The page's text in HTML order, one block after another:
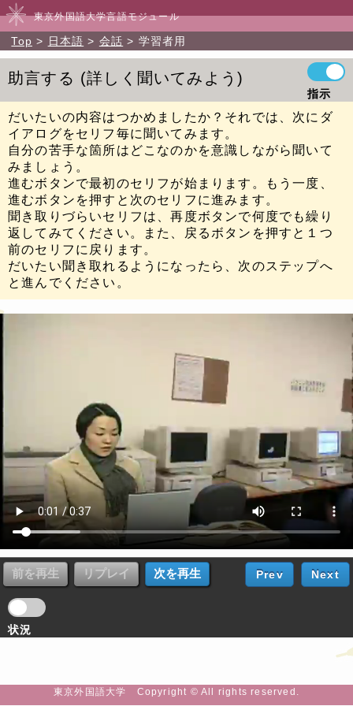
東京外国語大学言語モジュール
Top 日本語 会話 学習者用
助言する 詳しく聞いてみよう
指示
だいたいの内容はつかめましたか？それでは、次にダ
イアログをセリフ毎に聞いてみます。
自分の苦手な箇所はどこなのかを意識しながら聞いて
みましょう。
進むボタンで最初のセリフが始まります。もう一度、
進むボタンを押すと次のセリフに進みます。
聞き取りづらいセリフは、再度ボタンで何度でも繰り
返してみてください。また、戻るボタンを押すと１つ
前のセリフに戻ります。
だいたい聞き取れるようになったら、次のステップへ
と進んでください。
状況
Prev Next
東京外国語大学 Copyright © All rights reserved.